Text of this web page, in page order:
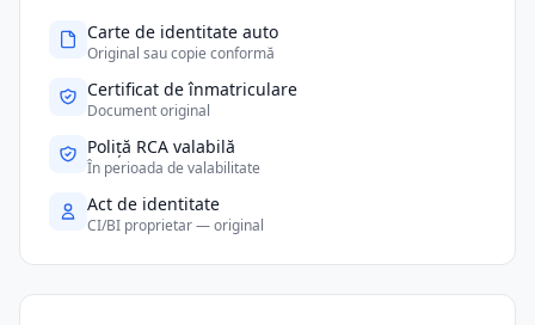
Carte de identitate auto
Original sau copie conformă
Certificat de înmatriculare
Document original
Poliță RCA valabilă
În perioada de valabilitate
Act de identitate
CI/BI proprietar — original